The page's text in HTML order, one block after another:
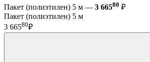
Пакет (полиэтилен) 5 м — 3 66580 ₽
Пакет (полиэтилен) 5 м
3 66580₽